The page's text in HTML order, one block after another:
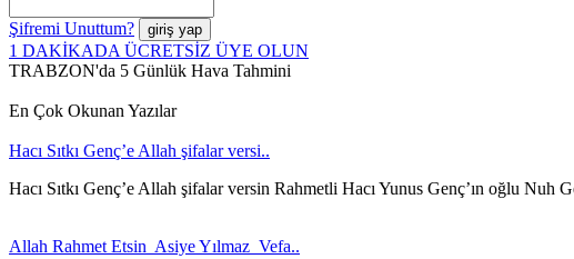
Şifremi Unuttum?
1 DAKİKADA ÜCRETSİZ ÜYE OLUN
TRABZON'da 5 Günlük Hava Tahmini
En Çok Okunan Yazılar
Hacı Sıtkı Genç’e Allah şifalar versi..
Hacı Sıtkı Genç’e Allah şifalar versin Rahmetli Hacı Yunus Genç’ın oğlu Nuh
Allah Rahmet Etsin Asiye Yılmaz Vefa..